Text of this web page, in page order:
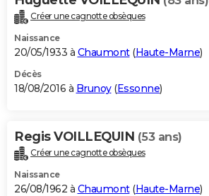
Créer une cagnotte obsèques
Naissance
20/05/1933 à Chaumont(Haute-Marne)
Décès
18/08/2016 à Brunoy(Essonne)
Regis VOILLEQUIN (53 ans)
Créer une cagnotte obsèques
Naissance
26/08/1962 à Chaumont(Haute-Marne)